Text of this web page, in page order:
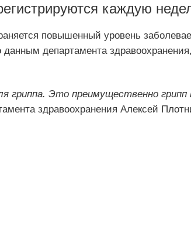
каждую
повышенный уровень
департамента
гриппа. Это преимущественно грипп
здравоохранения Алексей